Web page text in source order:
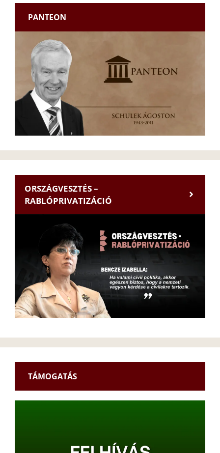
PANTEON
ORSZÁGVESZTÉS –
RABLÓPRIVATIZÁCIÓ
TÁMOGATÁS